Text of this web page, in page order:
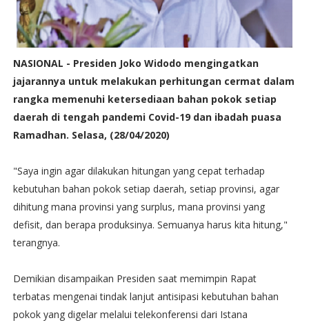
NASIONAL - Presiden Joko Widodo mengingatkan
jajarannya untuk melakukan perhitungan cermat dalam
rangka memenuhi ketersediaan bahan pokok setiap
daerah di tengah pandemi Covid-19 dan ibadah puasa
Ramadhan. Selasa, (28/04/2020)
"Saya ingin agar dilakukan hitungan yang cepat terhadap
kebutuhan bahan pokok setiap daerah, setiap provinsi, agar
dihitung mana provinsi yang surplus, mana provinsi yang
defisit, dan berapa produksinya. Semuanya harus kita hitung,"
terangnya.
Demikian disampaikan Presiden saat memimpin Rapat
terbatas mengenai tindak lanjut antisipasi kebutuhan bahan
pokok yang digelar melalui telekonferensi dari Istana